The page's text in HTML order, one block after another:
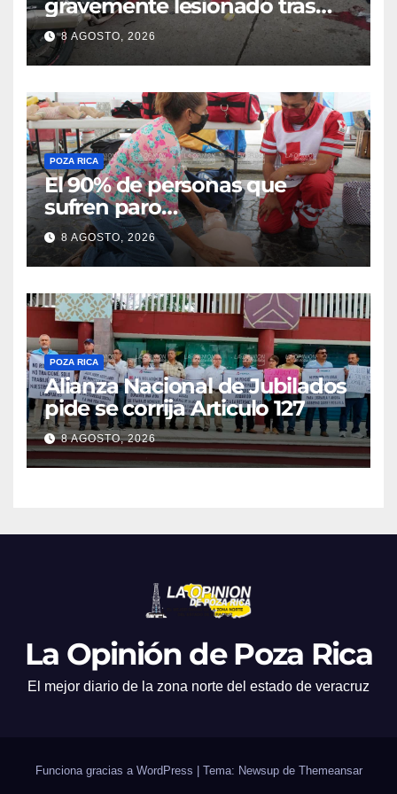
gravemente lesionado tras
choque en la colonia Ricardo
Flores Magón
8 AGOSTO, 2026
POZA RICA
El 90% de personas que
sufren paro
cardiorrespiratorio mueren
8 AGOSTO, 2026
POZA RICA
Alianza Nacional de Jubilados
pide se corrija Articulo 127
8 AGOSTO, 2026
La Opinión de Poza Rica
El mejor diario de la zona norte del estado de veracruz
Funciona gracias a WordPress Tema: Newsup de Themeansar